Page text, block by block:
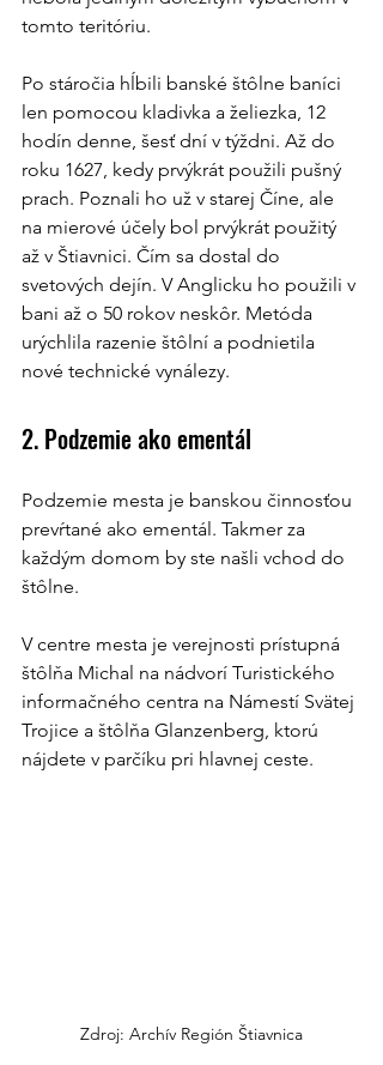
tomto teritóriu.
Po stáročia hĺbili banské štôlne baníci
len pomocou kladivka a želiezka, 12
hodín denne, šesť dní v týždni. Až do
roku 1627, kedy prvýkrát použili pušný
prach. Poznali ho už v starej Číne, ale
na mierové účely bol prvýkrát použitý
až v Štiavnici. Čím sa dostal do
svetových dejín. V Anglicku ho použili v
bani až o 50 rokov neskôr. Metóda
urýchlila razenie štôlní a podnietila
nové technické vynálezy.
2. Podzemie ako ementál
Podzemie mesta je banskou činnosťou
prevŕtané ako ementál. Takmer za
každým domom by ste našli vchod do
štôlne.
V centre mesta je verejnosti prístupná
štôlňa Michal na nádvorí Turistického
informačného centra na Námestí Svätej
Trojice a štôlňa Glanzenberg, ktorú
nájdete v parčíku pri hlavnej ceste.
Zdroj: Archív Región Štiavnica